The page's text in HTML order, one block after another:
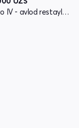
Kia Cerato IV - avlod restayling